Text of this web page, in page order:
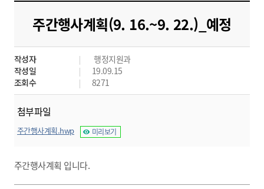
도
시
군
산
주간행사계획(9. 16.~9. 22.)_예정
작성자
행정지원과
작성일
19.09.15
조회수
8271
첨부파일
주간행사계획.hwp 미리보기
주간행사계획 입니다.